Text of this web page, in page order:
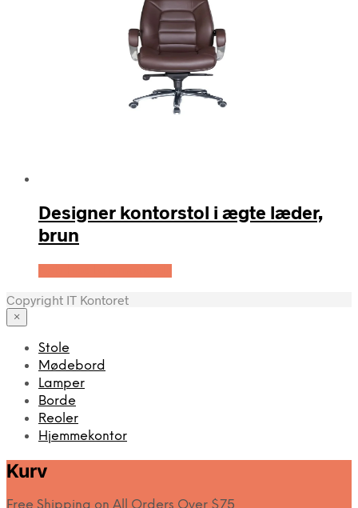
Designer kontorstol i ægte læder,
brun
Copyright IT Kontoret
×
Stole
Mødebord
Lamper
Borde
Reoler
Hjemmekontor
Kurv
Free Shipping on All Orders Over $75